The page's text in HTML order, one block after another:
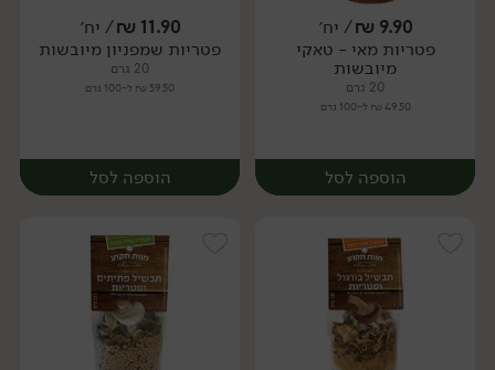
יח׳ יח׳
9.90
₪/ יח׳
פטריות מאי - טאקי
מיובשות
20 גרם
49.50 ₪ ל-100 גרם
הוספה לסל
11.90
₪/ יח׳
פטריות שמפניון מיובשות
20 גרם
59.50 ₪ ל-100 גרם
הוספה לסל